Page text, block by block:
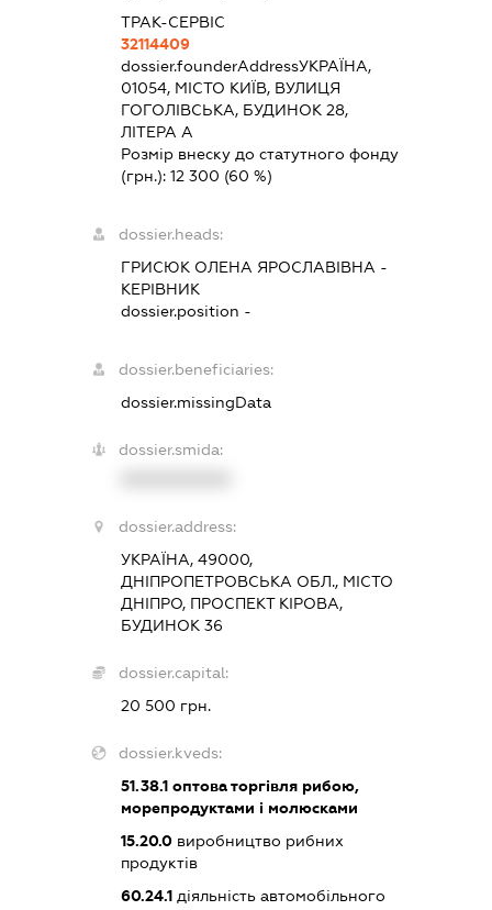
ТРАК-СЕРВІС
32114409
dossier.founderAddressУКРАЇНА,
01054, МІСТО КИЇВ, ВУЛИЦЯ
ГОГОЛІВСЬКА, БУДИНОК 28,
ЛІТЕРА А
Розмір внеску до статутного фонду
(грн.):12 300 (60 %)
dossier.heads:
ГРИСЮК ОЛЕНА ЯРОСЛАВІВНА -
КЕРІВНИК
dossier.position -
dossier.beneficiaries:
dossier.missingData
dossier.smida:
dossier.address:
УКРАЇНА, 49000,
ДНІПРОПЕТРОВСЬКА ОБЛ., МІСТО
ДНІПРО, ПРОСПЕКТ КІРОВА,
БУДИНОК 36
dossier.capital:
20 500 грн.
dossier.kveds:
51.38.1 оптова торгівля рибою,
морепродуктами і молюсками
15.20.0 виробництво рибних
продуктів
60.24.1 діяльність автомобільного